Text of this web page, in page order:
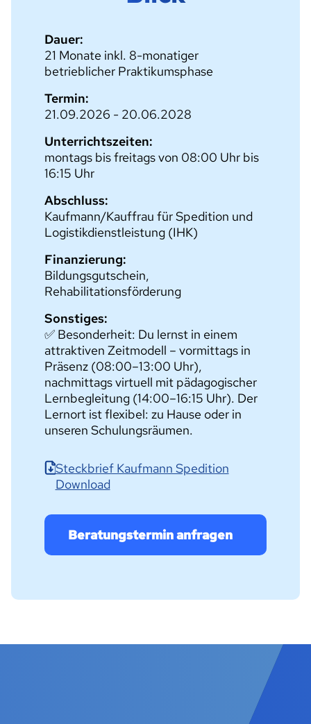
Dauer:
21 Monate inkl. 8-monatiger
betrieblicher Praktikumsphase
Termin:
21.09.2026 - 20.06.2028
Unterrichtszeiten:
montags bis freitags von 08:00 Uhr bis
16:15 Uhr
Abschluss:
Kaufmann/Kauffrau für Spedition und
Logistikdienstleistung (IHK)
Finanzierung:
Bildungsgutschein,
Rehabilitationsförderung
Sonstiges:
✅ Besonderheit: Du lernst in einem
attraktiven Zeitmodell – vormittags in
Präsenz (08:00–13:00 Uhr),
nachmittags virtuell mit pädagogischer
Lernbegleitung (14:00–16:15 Uhr). Der
Lernort ist flexibel: zu Hause oder in
unseren Schulungsräumen.
Steckbrief Kaufmann Spedition
Download
Beratungstermin anfragen